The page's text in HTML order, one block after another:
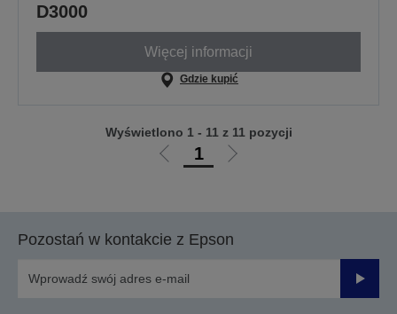
D3000
Więcej informacji
Gdzie kupić
Przejdź
1
Przejdź
Wyświetlono 1 - 11 z 11 pozycji
Pozostań w kontakcie z Epson